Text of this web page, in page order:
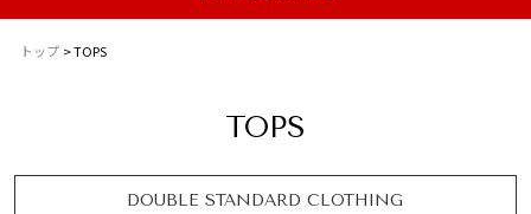
トップ TOPS
TOPS
DOUBLE STANDARD CLOTHING